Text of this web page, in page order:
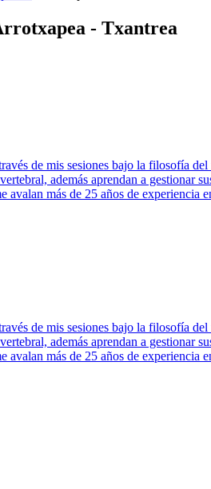
- Txantrea
de mis sesiones bajo la filosofía
además aprendan a gestionar
avalan más de 25 años de experiencia
de mis sesiones bajo la filosofía
además aprendan a gestionar
avalan más de 25 años de experiencia